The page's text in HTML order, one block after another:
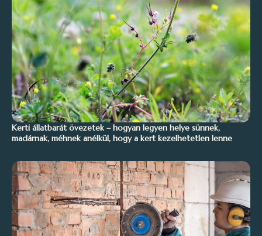
Kerti állatbarát övezetek – hogyan legyen helye sünnek,
madárnak, méhnek anélkül, hogy a kert kezelhetetlen lenne